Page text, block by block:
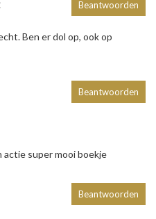
Ben er dol op, ook op
Beantwoorden
actie super mooi boekje
Beantwoorden
Beantwoorden